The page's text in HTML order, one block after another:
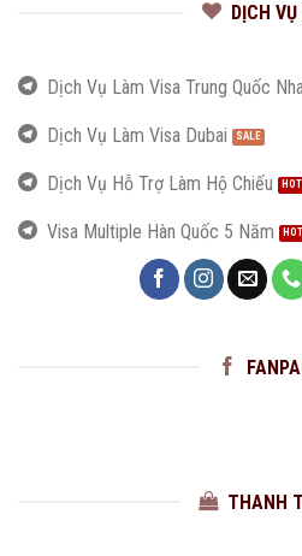
DỊCH
Dịch Vụ Làm Visa Trung Quốc
Dịch Vụ Làm Visa Dubai
Dịch Vụ Hỗ Trợ Làm Hộ Chiếu
Visa Multiple Hàn Quốc 5 Năm
THANH